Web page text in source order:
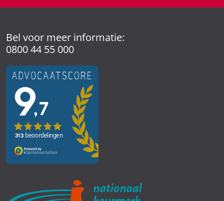
Bel voor meer informatie:
0800 44 55 000